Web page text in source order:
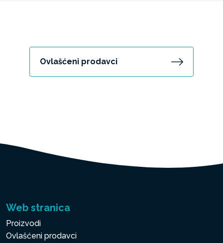
Ovlašćeni prodavci
Web stranica
Proizvodi
Ovlašćeni prodavci